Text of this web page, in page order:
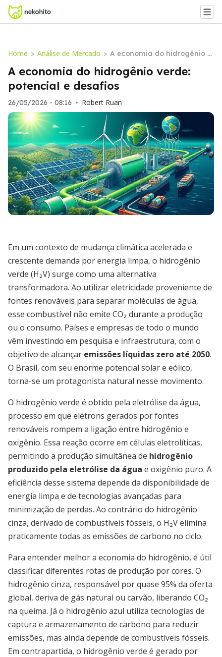
Home > Análise de Mercado > A economia do hidrogênio v
erde: potencial e desafios
A economia do hidrogênio verde:
potencial e desafios
26/05/2026 - 08:16 • Robert Ruan
Em um contexto de mudança climática acelerada e
crescente demanda por energia limpa, o hidrogênio
verde (H₂V) surge como uma alternativa
transformadora. Ao utilizar eletricidade proveniente de
fontes renováveis para separar moléculas de água,
esse combustível não emite CO₂ durante a produção
ou o consumo. Países e empresas de todo o mundo
vêm investindo em pesquisa e infraestrutura, com o
objetivo de alcançar emissões líquidas zero até 2050.
O Brasil, com seu enorme potencial solar e eólico,
torna-se um protagonista natural nesse movimento.
O hidrogênio verde é obtido pela eletrólise da água,
processo em que elétrons gerados por fontes
renováveis rompem a ligação entre hidrogênio e
oxigênio. Essa reação ocorre em células eletrolíticas,
permitindo a produção simultânea de hidrogênio
produzido pela eletrólise da água e oxigênio puro. A
eficiência desse sistema depende da disponibilidade de
energia limpa e de tecnologias avançadas para
minimização de perdas. Ao contrário do hidrogênio
cinza, derivado de combustíveis fósseis, o H₂V elimina
praticamente todas as emissões de carbono no ciclo.
Para entender melhor a economia do hidrogênio, é útil
classificar diferentes rotas de produção por cores. O
hidrogênio cinza, responsável por quase 95% da oferta
global, deriva de gás natural ou carvão, liberando CO₂
na queima. Já o hidrogênio azul utiliza tecnologias de
captura e armazenamento de carbono para reduzir
emissões, mas ainda depende de combustíveis fósseis.
Em contrapartida, o hidrogênio verde é gerado por